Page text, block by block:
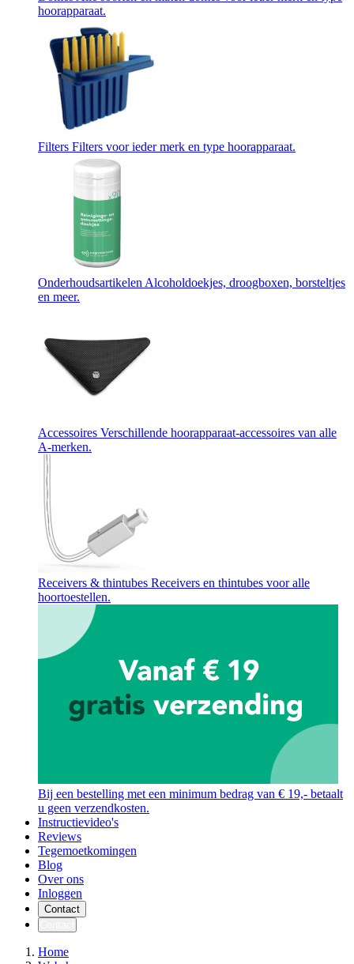
hoorapparaat.
Filters Filters voor ieder merk en type hoorapparaat.
Onderhoudsartikelen Alcoholdoekjes, droogboxen, borsteltjes
en meer.
Accessoires Verschillende hoorapparaat-accessoires van alle
A-merken.
Receivers & thintubes Receivers en thintubes voor alle
hoortoestellen.
Bij een bestelling met een minimum bedrag van € 19,- betaalt
u geen verzendkosten.
Instructievideo's
Reviews
Tegemoetkomingen
Blog
Over ons
Inloggen
Contact
Home